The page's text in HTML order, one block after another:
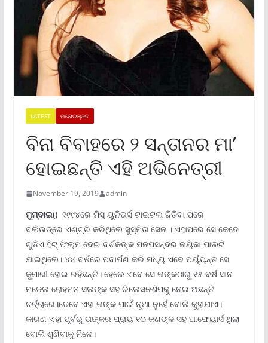
LATEST ମନୋରଞ୍ଜନ
ବିନା ବିବାହରେ ୨ ସନ୍ତାନର ମା’
ହୋଇଛନ୍ତି ଏହି ଅଭିନେତ୍ରୀ
November 19, 2019 admin
ମୁମ୍ବାଇ()୧୯୯୪ରେ ମିସ୍ ୟୁନିଭର୍ସ ଟାଇଟଲ ଜିତିବା ପରେ
ବଲିଉଡ୍ରେ ଏଣ୍ଟ୍ରି କରିଥିଲେ ସୁସ୍ମିତା ସେନ । ଏହାପରେ ସେ କେତେ
ଗୁଡିଏ ହିଟ୍ ଫିଲ୍ମ ଦେଇ ଦର୍ଶକଙ୍କ ମନପସନ୍ଦର ନାୟିକା ପାଲଟି
ଯାଇଥିଲେ। ୪୪ ବର୍ଷରେ ପଦାର୍ପଣ କରି ମଧ୍ୟ ଏବେ ପର୍ୟ୍ୟନ୍ତ ସେ
କୁମାରୀ ହୋଇ ରହିଛନ୍ତି। ହେଲେ ଏବେ ସେ ତାଙ୍କଠାରୁ ୧୫ ବର୍ଷ ସାନ
ମଡେଲ ରୋହମନ ସଲଙ୍କ ସହ ରିଲେସନଶିପକୁ ନେଇ ଅଛନ୍ତି
ଚର୍ଚ୍ଚାରେ।ତେବେ ଏହା ତାଙ୍କ ପାଇଁ ନୂଆ ନୁହେଁ ବୋଲି କୁହାଯାଏ।
କାରଣ ଏହା ପୂର୍ବରୁ ତାଙ୍କର ପ୍ରାୟ ୧୦ ଜଣଙ୍କ ସହ ଆଫେୟାର୍ସ ଥିଲା
ବୋଲି ଶୁଣିବାକୁ ମିଳେ।